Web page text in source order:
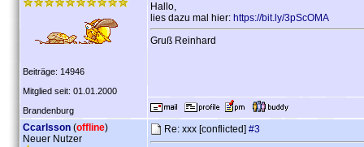
Beiträge: 14946
Mitglied seit: 01.01.2000
Brandenburg
Hallo,
lies dazu mal hier: https://bit.ly/3pScOMA
Gruß Reinhard
Ccarlsson (offline)
Neuer Nutzer
Re: xxx [conflicted] #3